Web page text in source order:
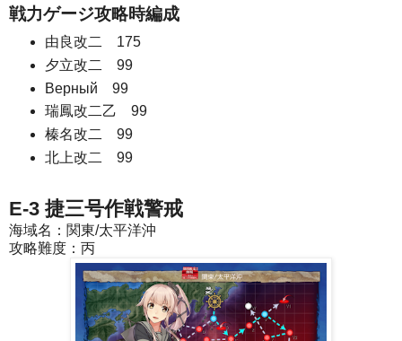
戦力ゲージ攻略時編成
由良改二 175
夕立改二 99
Верный 99
瑞鳳改二乙 99
榛名改二 99
北上改二 99
E-3 捷三号作戦警戒
海域名：関東/太平洋沖
攻略難度：丙